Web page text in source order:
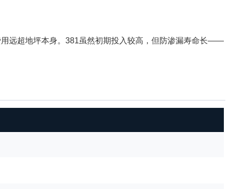
远超地坪本身。381虽然初期投入较高，但防渗漏寿命长——